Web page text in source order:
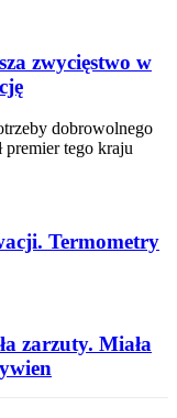
zwycięstwo w
dobrowolnego
premier tego kraju
Termometry
zarzuty. Miała